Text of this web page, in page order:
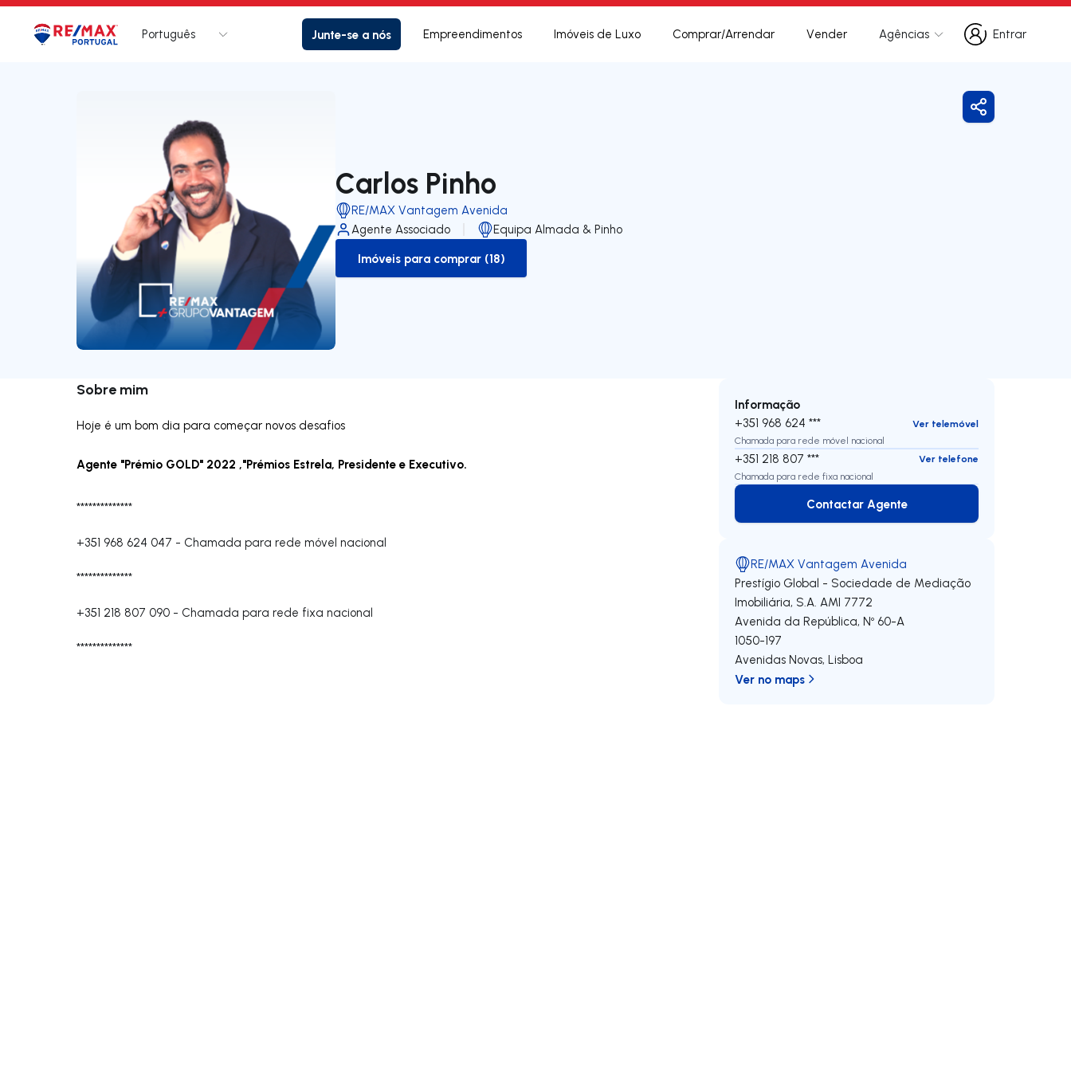
Logo Ir para página inicial
Português Junte-se a nós Empreendimentos Imóveis de Luxo Comprar/Arrendar Vender Agências
Entrar
Entrar
Carlos Pinho
RE/MAX Vantagem Avenida
Agente Associado
Equipa Almada & Pinho
to-buy-listing
Imóveis para comprar (18)
Partilhar
Sobre mim
Hoje é um bom dia para começar novos desafios
Agente "Prémio GOLD" 2022 ,"Prémios Estrela, Presidente e Executivo.
**************
+351 968 624 047 - Chamada para rede móvel nacional
**************
+351 218 807 090 - Chamada para rede fixa nacional
**************
Informação
+351 968 624 ***
Ver telemóvel
Chamada para rede móvel nacional
+351 218 807 ***
Ver telefone
Chamada para rede fixa nacional
Contactar Agente
Contactar Agente
RE/MAX Vantagem Avenida
Prestígio Global - Sociedade de Mediação
Imobiliária, S.A. AMI 7772
Avenida da República, Nº 60-A
1050-197
Avenidas Novas,Lisboa
Ver no maps